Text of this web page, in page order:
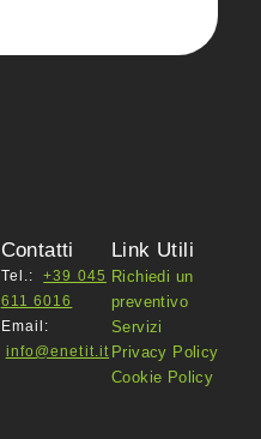
Contatti
Tel.:
+39 045
611 6016
Email:
info@enetit.it
Link Utili
Richiedi un
preventivo
Servizi
Privacy Policy
Cookie Policy